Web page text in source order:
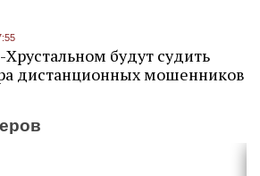
Хрустальном будут судить
дистанционных мошенников